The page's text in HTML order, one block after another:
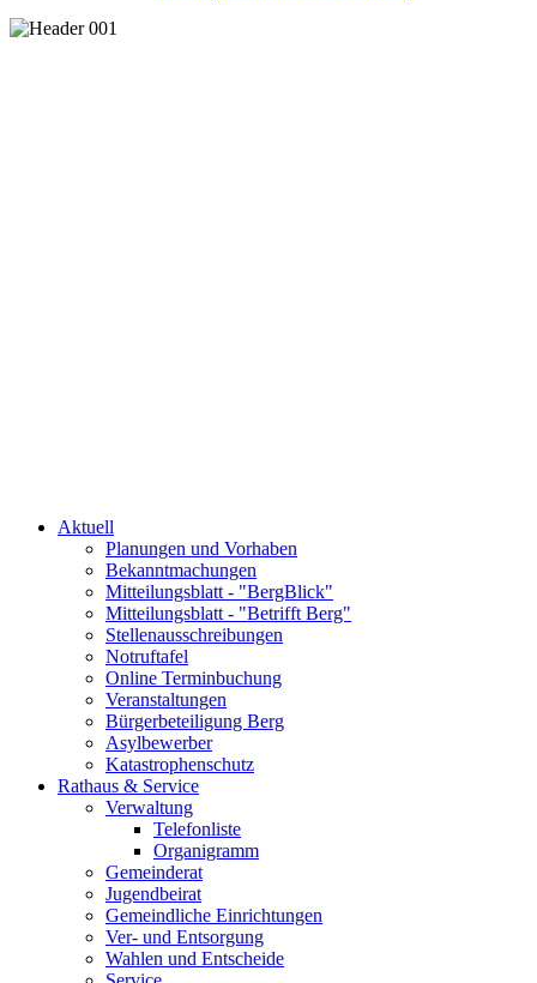
Aktuell
Planungen und Vorhaben
Bekanntmachungen
Mitteilungsblatt - "BergBlick"
Mitteilungsblatt - "Betrifft Berg"
Stellenausschreibungen
Notruftafel
Online Terminbuchung
Veranstaltungen
Bürgerbeteiligung Berg
Asylbewerber
Katastrophenschutz
Rathaus & Service
Verwaltung
Telefonliste
Organigramm
Gemeinderat
Jugendbeirat
Gemeindliche Einrichtungen
Ver- und Entsorgung
Wahlen und Entscheide